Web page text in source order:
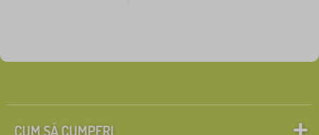
CUM SĂ CUMPERI